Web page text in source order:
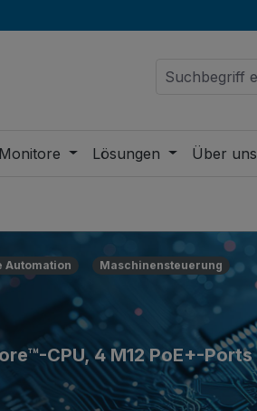
Lösungen Über uns
Automation Maschinensteuerung
CPU, 4 M12 PoE+-